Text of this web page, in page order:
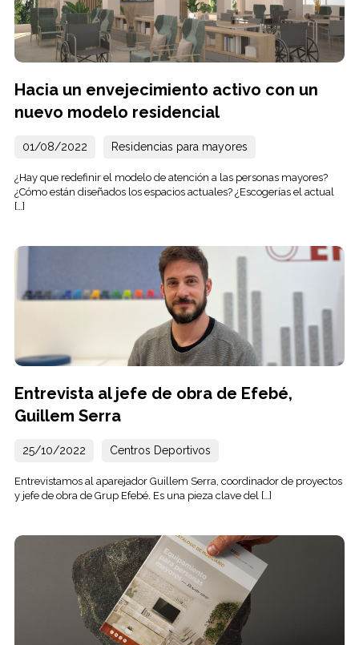
Hacia un envejecimiento activo con un
nuevo modelo residencial
01/08/2022 Residencias para mayores
¿Hay que redefinir el modelo de atención a las personas mayores?
¿Cómo están diseñados los espacios actuales? ¿Escogerías el actual
[…]
Entrevista al jefe de obra de Efebé,
Guillem Serra
25/10/2022 Centros Deportivos
Entrevistamos al aparejador Guillem Serra, coordinador de proyectos
y jefe de obra de Grup Efebé. Es una pieza clave del […]